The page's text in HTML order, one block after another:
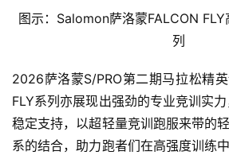
图示：Salomon萨洛蒙FALCON
列
2026萨洛蒙S/PRO第二期马拉松精
FLY系列亦展现出强劲的专业竞训实
稳定支持，以超轻量竞训跑服来带的
系的结合，助力跑者们在高强度训练